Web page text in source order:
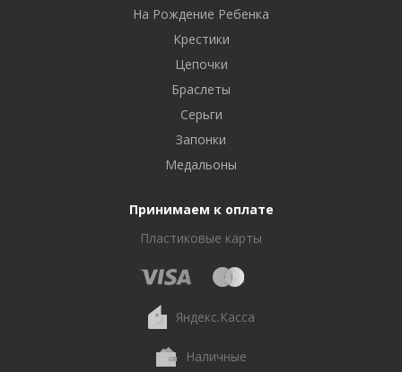
На Рождение Ребенка
Крестики
Цепочки
Браслеты
Серьги
Запонки
Медальоны
Принимаем к оплате
Пластиковые карты
Яндекс.Касса
Наличные